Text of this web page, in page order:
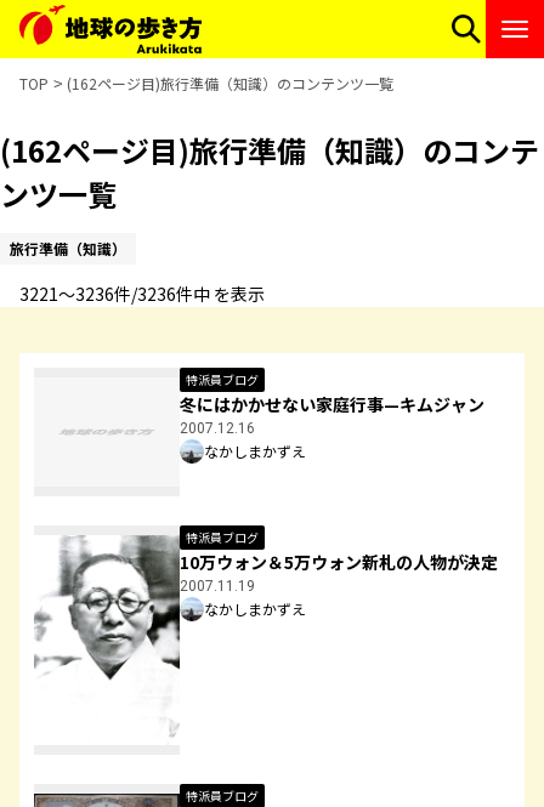
TOP (162ページ目)旅行準備（知識）のコンテンツ一覧
(162ページ目)旅行準備（知識）のコンテ
ンツ一覧
旅行準備（知識）
3221〜3236件/3236件中 を表示
特派員ブログ
冬にはかかせない家庭行事—キムジャン
2007.12.16
なかしまかずえ
特派員ブログ
10万ウォン＆5万ウォン新札の人物が決定
2007.11.19
なかしまかずえ
特派員ブログ